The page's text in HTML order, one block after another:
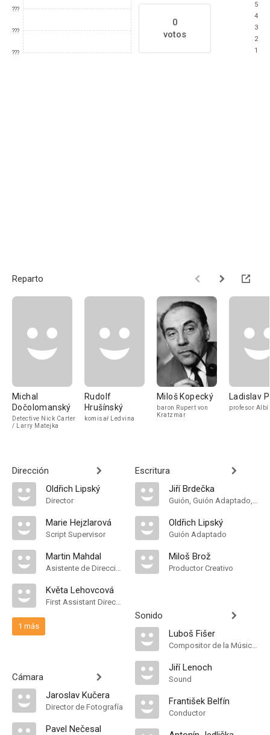
???
???
???
0
votos
5
4
3
2
1
Reparto
Michal
Dočolomanský
Detective Nick Carter
/ Larry Matejka
Rudolf
Hrušínský
komisař Ledvina
Miloš Kopecký
baron Rupert von
Kratzmar
Ladislav
profesor
Dirección
Oldřich Lipský
Director
Marie Hejzlarová
Script Supervisor
Martin Mahdal
Asistente de Dirección
Květa Lehovcová
First Assistant Director
1 más
Cámara
Jaroslav Kučera
Director de Fotografía
Pavel Nečesal
Escritura
Jiří Brdečka
Guión, Guión Adaptado, Historia
Oldřich Lipský
Guión Adaptado
Miloš Brož
Productor Creativo
Sonido
Luboš Fišer
Compositor de la Música Original
Jiří Lenoch
Sound
František Belfín
Conductor